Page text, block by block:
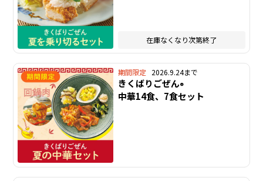
在庫なくなり次第終了
期間限定 2026.9.24まで
きくばりごぜん®
中華14食、7食セット